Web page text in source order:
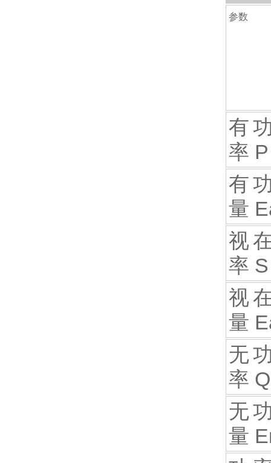
参数
有
率 P
有
量
视
率 S
视
量
无
率 Q
无
量